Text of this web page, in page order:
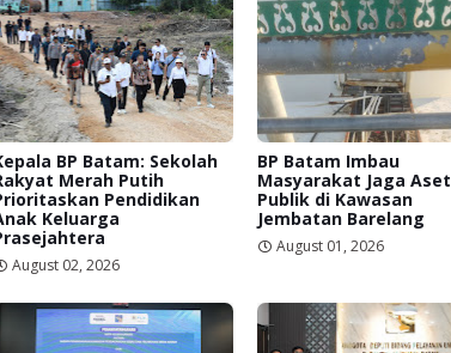
BP Batam: Sekolah
Merah Putih
Pendidikan
Keluarga
August 02, 2026
BP Batam Imbau
Masyarakat Jaga Aset
Publik di Kawasan
Jembatan Barelang
August 01, 2026